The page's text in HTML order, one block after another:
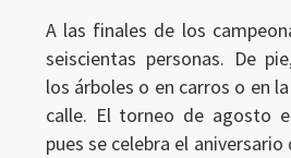
A las finales de los
seiscientas personas. De
los árboles o en carros o en
calle. El torneo de agosto
pues se celebra el aniversario